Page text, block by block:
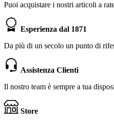
Puoi acquistare i nostri articoli a
Esperienza dal 1871
Da più di un secolo un punto di
Assistenza Clienti
Il nostro team è sempre a tua
Store